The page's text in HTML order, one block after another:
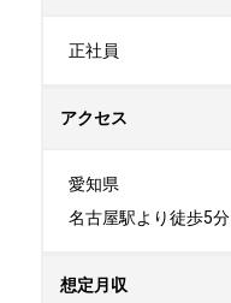
正社員
アクセス
愛知県
名古屋駅より徒歩5分
想定月収